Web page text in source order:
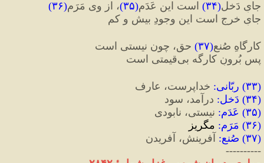
جایِ دَخل(۳۴) است این عَدَم(۳۵)، از وی مَرَم(۳۶)
جایِ خرج است این وجودِ بیش و کم
کارگاهِ صُنعِ(۳۷) حق، چون نیستی است
پس بُرونِ کارگه بی‌قیمتی است
(۳۳) ربّانی: خداپرست، عارف
(۳۴) دَخل: درآمد، سود
(۳۵) عَدَم: نیستی، نابودی
(۳۶) مَرَم: مگریز
(۳۷) صُنع: آفرینش، آفریدن
----------